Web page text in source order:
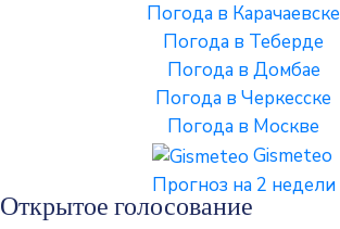
Погода в Карачаевске
Погода в Теберде
Погода в Домбае
Погода в Черкесске
Погода в Москве
Gismeteo
Прогноз на 2 недели
Открытое голосование